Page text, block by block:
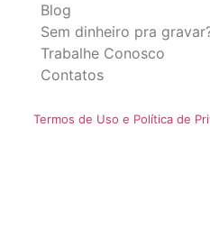
Blog
Sem dinheiro pra
Trabalhe Conosco
Contatos
Termos de Uso e Política de